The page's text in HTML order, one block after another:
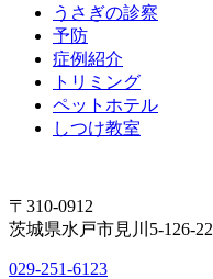
うさぎの診察
予防
症例紹介
トリミング
ペットホテル
しつけ教室
〒310-0912
茨城県水戸市見川5-126-22
029-251-6123